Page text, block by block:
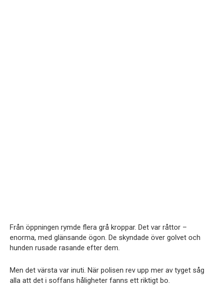
Från öppningen rymde flera grå kroppar. Det var råttor –
enorma, med glänsande ögon. De skyndade över golvet och
hunden rusade rasande efter dem.
Men det värsta var inuti. När polisen rev upp mer av tyget såg
alla att det i soffans håligheter fanns ett riktigt bo.